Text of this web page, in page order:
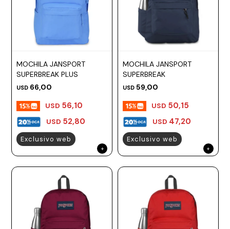
MOCHILA JANSPORT
SUPERBREAK PLUS
USD 66,00
USD 52,80
USD 56,10
Exclusivo web
MOCHILA JANSPORT
SUPERBREAK
USD 59,00
USD 47,20
USD 50,15
Exclusivo web